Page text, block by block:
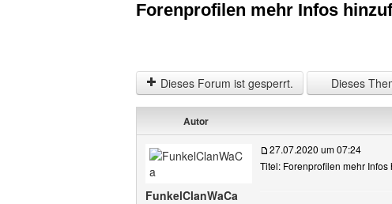
Forenprofilen mehr Infos
Dieses Forum ist gesperrt. Dieses
Autor
FunkelClanWaCa
27.07.2020 um 07:24
Titel: Forenprofilen mehr Infos